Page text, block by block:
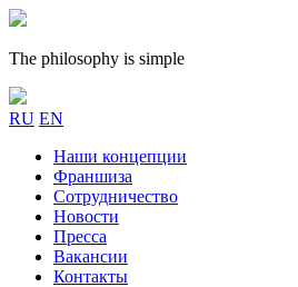
The philosophy is simple
RU EN
Наши концепции
Франшиза
Сотрудничество
Новости
Пресса
Вакансии
Контакты